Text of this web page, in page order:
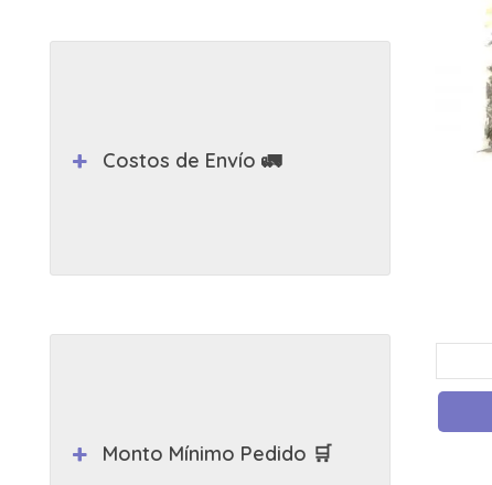
Costos de Envío 🚛
Monto Mínimo Pedido 🛒